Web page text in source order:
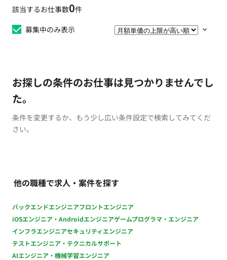
該当するお仕事数0件
募集中のみ表示
お探しの条件のお仕事は見つかりませんでし
た。
条件を変更するか、もう少し広い条件設定で検索してみてくだ
さい。
他の職種で求人・案件を探す
バックエンドエンジニアフロントエンジニア
iOSエンジニア・Androidエンジニアゲームプログラマ・エンジニア
インフラエンジニアセキュリティエンジニア
テストエンジニア・テクニカルサポート
AIエンジニア・機械学習エンジニア